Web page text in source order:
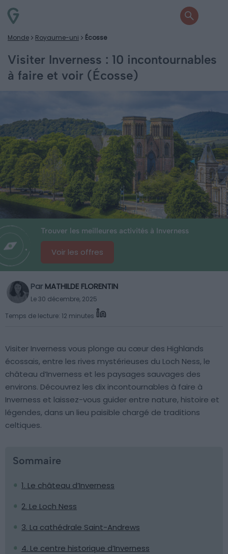
Monde Royaume-uni Écosse
Visiter Inverness : 10 incontournables
à faire et voir (Écosse)
Trouver les meilleures activités à Inverness
Voir les offres
Par MATHILDE FLORENTIN
Le 30 décembre, 2025
Temps de lecture: 12 minutes
Visiter Inverness vous plonge au cœur des Highlands
écossais, entre les rives mystérieuses du Loch Ness, le
château d’Inverness et les paysages sauvages des
environs. Découvrez les dix incontournables à faire à
Inverness et laissez-vous guider entre nature, histoire et
légendes, dans un lieu paisible chargé de traditions
celtiques.
Sommaire
1. Le château d’Inverness
2. Le Loch Ness
3. La cathédrale Saint-Andrews
4. Le centre historique d’Inverness